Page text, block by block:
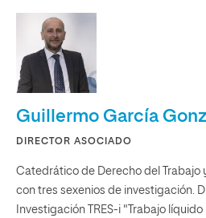
Guillermo García
DIRECTOR ASOCIADO
Catedrático de Derecho del Trabajo
con tres sexenios de investigación.
Investigación TRES-i "Trabajo